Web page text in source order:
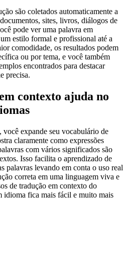
são coletados automaticamente a
sites, livros, diálogos de
pode ver uma palavra em
estilo formal e profissional até a
comodidade, os resultados podem
ou por tema, e você também
encontrados para destacar
precisa.
contexto ajuda no
você expande seu vocabulário de
claramente como expressões
com vários significados são
Isso facilita o aprendizado de
palavras levando em conta o uso real
correta em uma linguagem viva e
de tradução em contexto do
fica mais fácil e muito mais